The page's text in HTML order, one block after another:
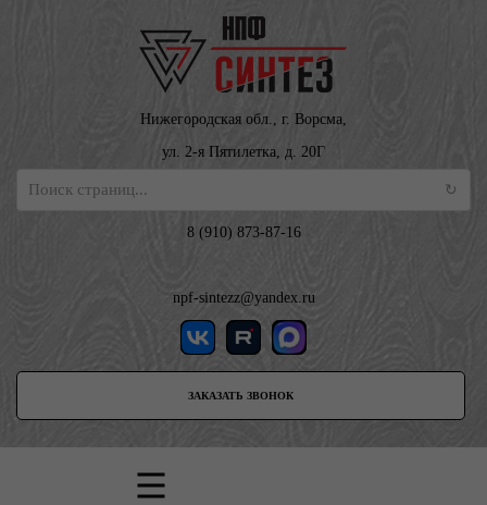
Нижегородская обл., г. Ворсма,
ул. 2-я Пятилетка, д. 20Г
8 (910) 873-87-16
npf-sintezz@yandex.ru
ЗАКАЗАТЬ ЗВОНОК